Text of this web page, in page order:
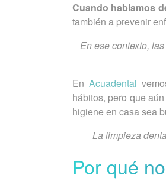
Cuando hablamos
también a prevenir
En ese contexto,
En Acuadental
hábitos, pero que
higiene en casa sea
La limpieza
Por qué